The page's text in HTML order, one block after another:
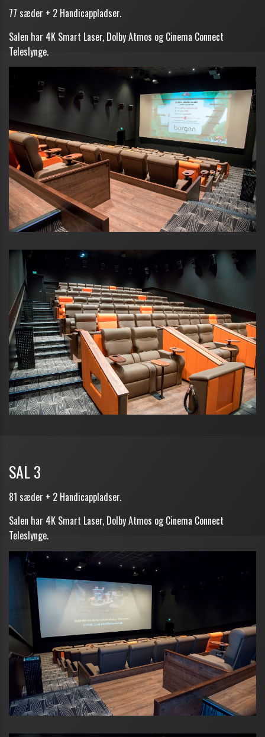
77 sæder + 2 Handicappladser.
Salen har 4K Smart Laser, Dolby Atmos og Cinema Connect
Teleslynge.
SAL 3
81 sæder + 2 Handicappladser.
Salen har 4K Smart Laser, Dolby Atmos og Cinema Connect
Teleslynge.